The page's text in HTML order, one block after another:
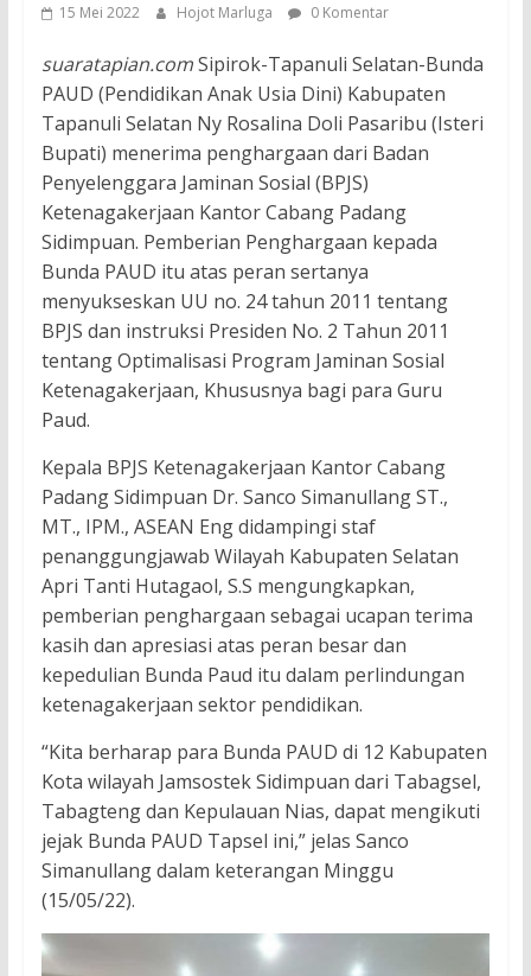
15 Mei 2022 Hojot Marluga 0 Komentar
suaratapian.comSipirok-Tapanuli Selatan-Bunda
PAUD (Pendidikan Anak Usia Dini) Kabupaten
Tapanuli Selatan Ny Rosalina Doli Pasaribu (Isteri
Bupati) menerima penghargaan dari Badan
Penyelenggara Jaminan Sosial (BPJS)
Ketenagakerjaan Kantor Cabang Padang
Sidimpuan. Pemberian Penghargaan kepada
Bunda PAUD itu atas peran sertanya
menyukseskan UU no. 24 tahun 2011 tentang
BPJS dan instruksi Presiden No. 2 Tahun 2011
tentang Optimalisasi Program Jaminan Sosial
Ketenagakerjaan, Khususnya bagi para Guru
Paud.
Kepala BPJS Ketenagakerjaan Kantor Cabang
Padang Sidimpuan Dr. Sanco Simanullang ST.,
MT., IPM., ASEAN Eng didampingi staf
penanggungjawab Wilayah Kabupaten Selatan
Apri Tanti Hutagaol, S.S mengungkapkan,
pemberian penghargaan sebagai ucapan terima
kasih dan apresiasi atas peran besar dan
kepedulian Bunda Paud itu dalam perlindungan
ketenagakerjaan sektor pendidikan.
“Kita berharap para Bunda PAUD di 12 Kabupaten
Kota wilayah Jamsostek Sidimpuan dari Tabagsel,
Tabagteng dan Kepulauan Nias, dapat mengikuti
jejak Bunda PAUD Tapsel ini,” jelas Sanco
Simanullang dalam keterangan Minggu
(15/05/22).